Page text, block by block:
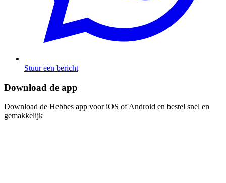
Stuur een bericht
Download de app​​​​‌ ‍ ​‍​‍‌‍ ‌ ​‍‌‍‍‌‌‍‌ ‌‍‍‌‌‍ ‍​‍​‍​ ‍‍​‍​‍‌ ​ ‌‍​‌‌‍ ‍‌‍‍‌‌ ‌​‌ ‍‌​‍ ‍‌‍‍‌‌‍ ​‍​‍​‍ ​​‍​‍‌‍‍​‌ ​‍‌‍‌‌‌‍‌‍​‍​‍​ ‍‍​‍​‍‌‍‍​‌ ‌​‌ ‌​‌ ​​​ ‍‍​‍ ​‍ ‌‍ ​‌‍ ‌‍​ ‌‍​‌‌‍ ​‌‍‍​‌‍ ‌ ​ ‌ ‌​​ ‍‍​ ​ ​ ​ ​ ​ ​ ​ ​‍ ‌‍‍‌‌‍ ‍‌ ‌​‌‍‌‌‌‍ ‍‌ ‌​​‍ ‌‍‌‌‌‍‌​‌‍‍‌‌ ‌​​‍ ‌‍ ‌‌‍ ‌‍‌​‌‍‌‌​ ‌‌ ​​‌ ​‍‌‍‌‌‌ ​ ‌‍‌‌‌‍ ‍‌ ‌​‌‍​‌‌ ‌​‌‍‍‌‌‍ ‌‍ ‍​ ‍ ‌‍‍‌‌‍‌​​ ‌‌‍‌ ‌‍ ​‌‍ ‌‍​‍‌‍​‌‌‍ ​​ ‍ ‌ ‌​‌ ‍‌‌ ​​‌‍‌‌​ ‌‌‍‌ ‌‍ ​‌‍ ‌‍​‍‌‍​‌‌‍ ​​ ‍ ‌ ​​‌‍​‌‌ ‌​‌‍‍​​ ‌‌‍‌‍‌‍ ‌‍ ‌ ‌​‌‍‌‌‌ ​‍​‍ ‍‌‍​‌‌ ​​‌ ​​‌​‌​‌‍ ‌ ‌ ‌‍ ‍‌‍ ​‌‍ ‌‍​‌‌‍‌​​‍ ‍‌ ‌​‌‍‍‌‌ ‌​‌‍ ​‌‍‌‌​ ‌‍​‍‌‍​‌‌ ​ ‌‍‌‌‌‌‌‌‌ ​‍‌‍ ​​ ‌‌‍‍​‌ ‌​‌ ‌​‌ ​​​‍‌‌​ ​ ‌​​‌​‍‌‌​ ​‍‌​‌‍​‍‌‌​ ​‍‌​‌‍‌‍ ​‌‍ ‌‍​ ‌‍​‌‌‍ ​‌‍‍​‌‍ ‌ ​ ‌ ‌​​‍‌‌​ ​ ‌​​‌​ ​ ​ ​ ​ ​ ​ ​ ​‍‌‍‌‍‍‌‌‍‌​​ ‌‌‍‌ ‌‍ ​‌‍ ‌‍​‍‌‍​‌‌‍ ​​‍‌‍‌ ‌​‌ ‍‌‌ ​​‌‍‌‌​ ‌‌‍‌ ‌‍ ​‌‍ ‌‍​‍‌‍​‌‌‍ ​​‍‌‍‌ ​​‌‍​‌‌ ‌​‌‍‍​​ ‌‌‍‌‍‌‍ ‌‍ ‌ ‌​‌‍‌‌‌ ​‍​‍ ‍‌‍​‌‌ ​​‌ ​​‌​‌​‌‍ ‌ ‌ ‌‍ ‍‌‍ ​‌‍ ‌‍​‌‌‍‌​​‍ ‍‌ ‌​‌‍‍‌‌ ‌​‌‍ ​‌‍‌‌​‍‌‍‌ ​​‌‍‌‌‌ ​‍‌ ​ ‌ ​​‌‍‌‌‌‍​ ‌ ‌​‌‍‍‌‌ ‌‍‌‍‌‌​ ‌‌ ​​‌ ‌‌‌‍​‍‌‍ ​‌‍‍‌‌ ​ ‌‍‍​‌‍‌‌‌‍‌​​‍​‍‌ ‌
Download de Hebbes app voor iOS of Android en bestel snel en
gemakkelijk​​​​‌ ‍ ​‍​‍‌‍ ‌ ​‍‌‍‍‌‌‍‌ ‌‍‍‌‌‍ ‍​‍​‍​ ‍‍​‍​‍‌ ​ ‌‍​‌‌‍ ‍‌‍‍‌‌ ‌​‌ ‍‌​‍ ‍‌‍‍‌‌‍ ​‍​‍​‍ ​​‍​‍‌‍‍​‌ ​‍‌‍‌‌‌‍‌‍​‍​‍​ ‍‍​‍​‍‌‍‍​‌ ‌​‌ ‌​‌ ​​​ ‍‍​‍ ​‍ ‌‍ ​‌‍ ‌‍​ ‌‍​‌‌‍ ​‌‍‍​‌‍ ‌ ​ ‌ ‌​​ ‍‍​ ​ ​ ​ ​ ​ ​ ​ ​‍ ‌‍‍‌‌‍ ‍‌ ‌​‌‍‌‌‌‍ ‍‌ ‌​​‍ ‌‍‌‌‌‍‌​‌‍‍‌‌ ‌​​‍ ‌‍ ‌‌‍ ‌‍‌​‌‍‌‌​ ‌‌ ​​‌ ​‍‌‍‌‌‌ ​ ‌‍‌‌‌‍ ‍‌ ‌​‌‍​‌‌ ‌​‌‍‍‌‌‍ ‌‍ ‍​ ‍ ‌‍‍‌‌‍‌​​ ‌‌‍‌ ‌‍ ​‌‍ ‌‍​‍‌‍​‌‌‍ ​​ ‍ ‌ ‌​‌ ‍‌‌ ​​‌‍‌‌​ ‌‌‍‌ ‌‍ ​‌‍ ‌‍​‍‌‍​‌‌‍ ​​ ‍ ‌ ​​‌‍​‌‌ ‌​‌‍‍​​ ‌‌‍‌‍‌‍ ‌‍ ‌ ‌​‌‍‌‌‌ ​‍​‍ ‍‌‍​‌‌ ​​‌ ​​‌​‌​‌‍ ‌ ‌ ‌‍ ‍‌‍ ​‌‍ ‌‍​‌‌‍‌​​‍ ‍‌‍‌​‌‍‌‌‌ ​ ‌‍​ ‌ ​‍‌‍‍‌‌ ​​‌ ‌​‌‍‍‌‌‍ ‌‍ ‍​ ‌‍​‍‌‍​‌‌ ​ ‌‍‌‌‌‌‌‌‌ ​‍‌‍ ​​ ‌‌‍‍​‌ ‌​‌ ‌​‌ ​​​‍‌‌​ ​ ‌​​‌​‍‌‌​ ​‍‌​‌‍​‍‌‌​ ​‍‌​‌‍‌‍ ​‌‍ ‌‍​ ‌‍​‌‌‍ ​‌‍‍​‌‍ ‌ ​ ‌ ‌​​‍‌‌​ ​ ‌​​‌​ ​ ​ ​ ​ ​ ​ ​ ​‍‌‍‌‍‍‌‌‍‌​​ ‌‌‍‌ ‌‍ ​‌‍ ‌‍​‍‌‍​‌‌‍ ​​‍‌‍‌ ‌​‌ ‍‌‌ ​​‌‍‌‌​ ‌‌‍‌ ‌‍ ​‌‍ ‌‍​‍‌‍​‌‌‍ ​​‍‌‍‌ ​​‌‍​‌‌ ‌​‌‍‍​​ ‌‌‍‌‍‌‍ ‌‍ ‌ ‌​‌‍‌‌‌ ​‍​‍ ‍‌‍​‌‌ ​​‌ ​​‌​‌​‌‍ ‌ ‌ ‌‍ ‍‌‍ ​‌‍ ‌‍​‌‌‍‌​​‍ ‍‌‍‌​‌‍‌‌‌ ​ ‌‍​ ‌ ​‍‌‍‍‌‌ ​​‌ ‌​‌‍‍‌‌‍ ‌‍ ‍​‍‌‍‌ ​​‌‍‌‌‌ ​‍‌ ​ ‌ ​​‌‍‌‌‌‍​ ‌ ‌​‌‍‍‌‌ ‌‍‌‍‌‌​ ‌‌ ​​‌ ‌‌‌‍​‍‌‍ ​‌‍‍‌‌ ​ ‌‍‍​‌‍‌‌‌‍‌​​‍​‍‌ ‌